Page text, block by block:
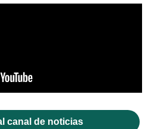
canal de noticias